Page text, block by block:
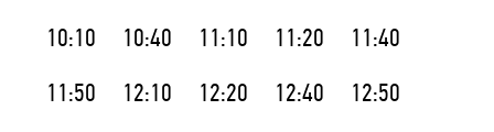
10:10
10:40 11:10 11:20
11:40
11:50
12:10 12:20 12:40
12:50